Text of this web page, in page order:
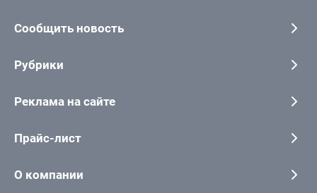
Сообщить новость
Рубрики
Реклама на сайте
Прайс-лист
О компании